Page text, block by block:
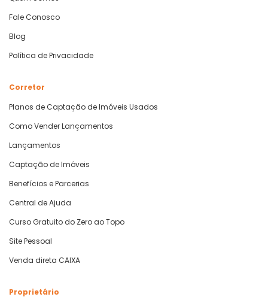
Fale Conosco
Blog
Política de Privacidade
Corretor
Planos de Captação de Imóveis Usados
Como Vender Lançamentos
Lançamentos
Captação de Imóveis
Benefícios e Parcerias
Central de Ajuda
Curso Gratuito do Zero ao Topo
Site Pessoal
Venda direta CAIXA
Proprietário